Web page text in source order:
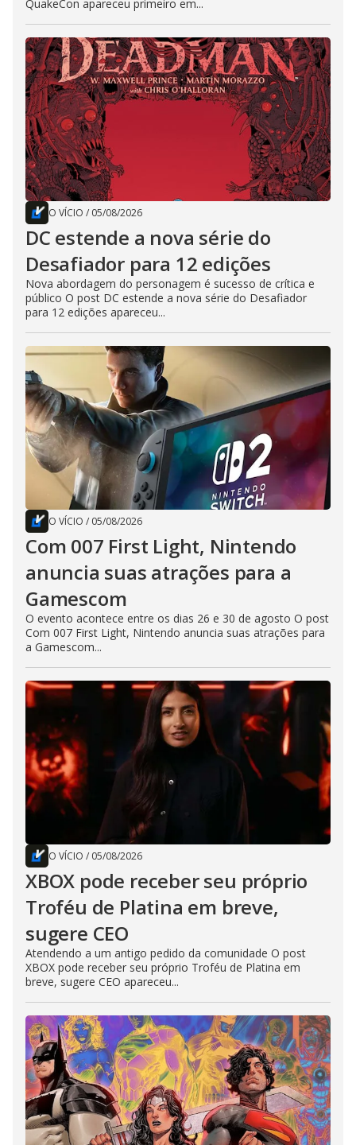
QuakeCon apareceu primeiro em...
O VÍCIO / 05/08/2026
DC estende a nova série do
Desafiador para 12 edições
Nova abordagem do personagem é sucesso de crítica e
público O post DC estende a nova série do Desafiador
para 12 edições apareceu...
O VÍCIO / 05/08/2026
Com 007 First Light, Nintendo
anuncia suas atrações para a
Gamescom
O evento acontece entre os dias 26 e 30 de agosto O post
Com 007 First Light, Nintendo anuncia suas atrações para
a Gamescom...
O VÍCIO / 05/08/2026
XBOX pode receber seu próprio
Troféu de Platina em breve,
sugere CEO
Atendendo a um antigo pedido da comunidade O post
XBOX pode receber seu próprio Troféu de Platina em
breve, sugere CEO apareceu...